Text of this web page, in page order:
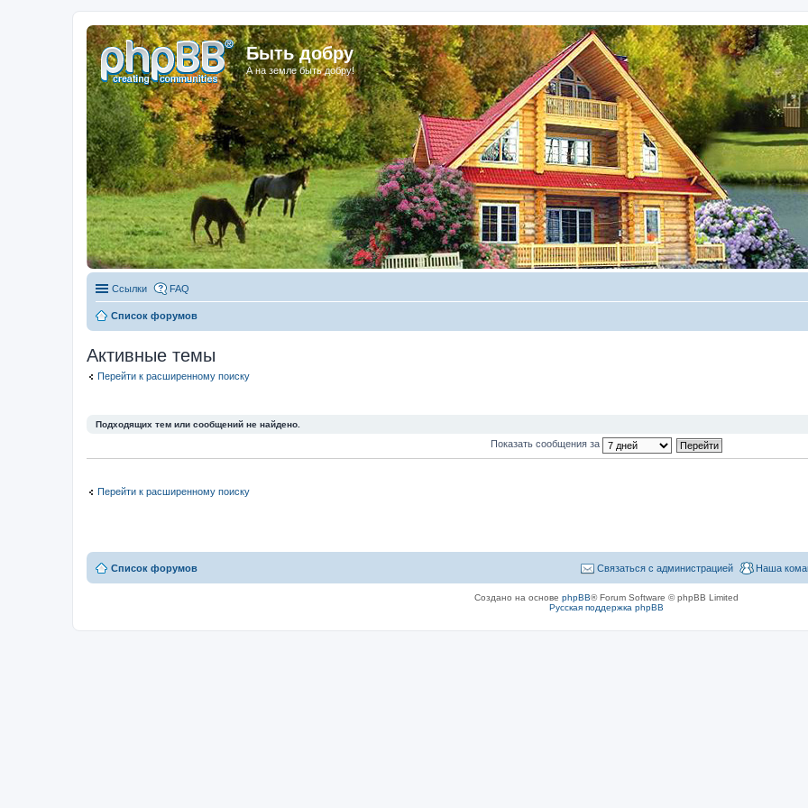
Быть добру
А на земле быть добру!
Ссылки FAQ
Список форумов
Активные темы
Перейти к расширенному поиску
Подходящих тем или сообщений не найдено.
Показать сообщения за
Перейти к расширенному поиску
Список форумов Наша
Связаться с администрацией
Создано на основе phpBB® Forum Software © phpBB Limited
Русская поддержка phpBB